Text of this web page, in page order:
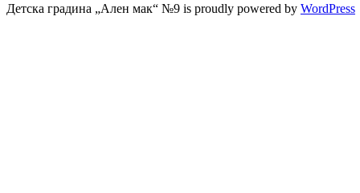
Детска градина „Ален мак“ №9 is proudly powered by WordPress